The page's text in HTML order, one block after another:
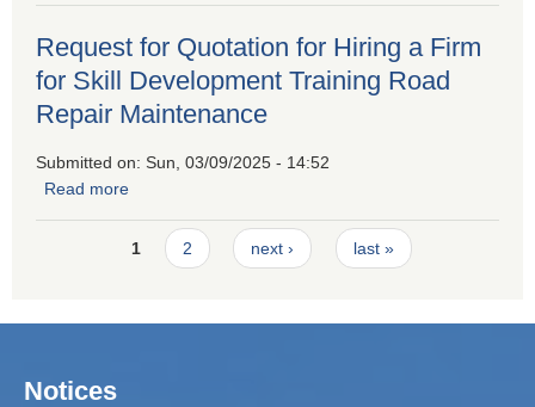
Request for Quotation for Hiring a Firm
for Skill Development Training Road
Repair Maintenance
Submitted on: Sun, 03/09/2025 - 14:52
Read more
Pages1 2 next › last »
Notices